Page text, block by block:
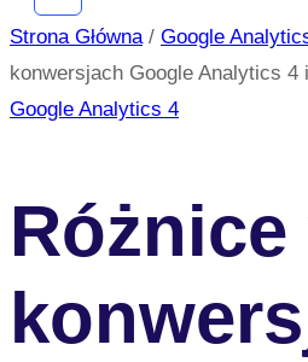
Strona Główna / Google
konwersjach Google Analytics 4
Google Analytics 4
Różnice